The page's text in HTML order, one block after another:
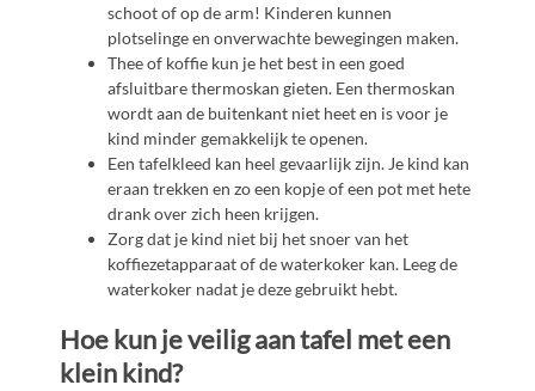
schoot of op de arm! Kinderen kunnen
plotselinge en onverwachte bewegingen maken.
Thee of koffie kun je het best in een goed
afsluitbare thermoskan gieten. Een thermoskan
wordt aan de buitenkant niet heet en is voor je
kind minder gemakkelijk te openen.
Een tafelkleed kan heel gevaarlijk zijn. Je kind kan
eraan trekken en zo een kopje of een pot met hete
drank over zich heen krijgen.
Zorg dat je kind niet bij het snoer van het
koffiezetapparaat of de waterkoker kan. Leeg de
waterkoker nadat je deze gebruikt hebt.
Hoe kun je veilig aan tafel met een
klein kind?